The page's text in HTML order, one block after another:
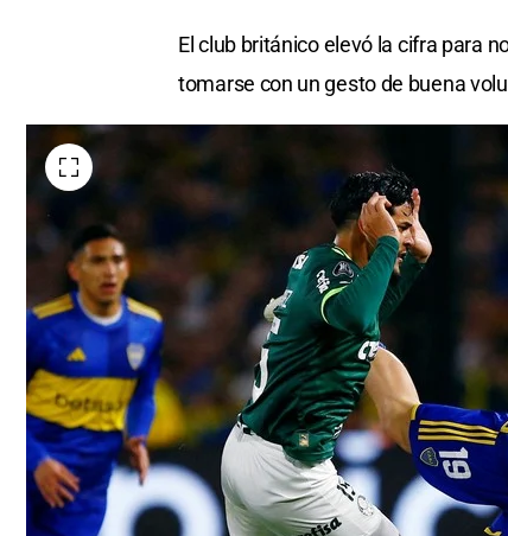
El club británico elevó la cifra para
tomarse con un gesto de buena